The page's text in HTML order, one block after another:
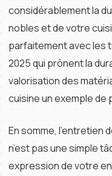
considérablement la
nobles et de votre
parfaitement avec les
2025 qui prônent la
valorisation des
cuisine un exemple
En somme, l’entretien
n’est pas une simple
expression de votre